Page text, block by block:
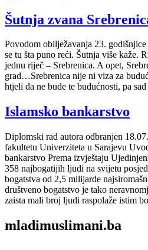
Šutnja zvana
Povodom obilježavanja 23.
se tu šta puno reći. Šutnja više kaže.
jednu riječ – Srebrenica. A opet,
grad…Srebrenica nije ni viza za
htjeli da ne bude te budućnosti, pa
Islamsko bankarstvo
Diplomski rad autora odbranjen
fakultetu Univerziteta u Sarajevu
bankarstvo Prema izvještaju
358 najbogatijih ljudi na svijetu
bogatstva od 2,5 milijarde
društveno bogatstvo je tako
zaista mali broj ljudi raspolaže istim
mladimuslimani.ba